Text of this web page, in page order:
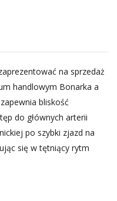
na sprzedaż
handlowym Bonarka a
bliskość
do głównych arterii
po szybki zjazd na
się w tętniący rytm